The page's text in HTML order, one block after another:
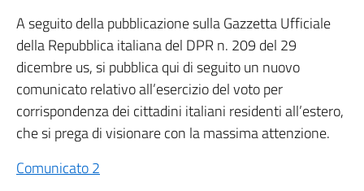
A seguito della pubblicazione sulla Gazzetta Ufficiale
della Repubblica italiana del DPR n. 209 del 29
dicembre us, si pubblica qui di seguito un nuovo
comunicato relativo all’esercizio del voto per
corrispondenza dei cittadini italiani residenti all’estero,
che si prega di visionare con la massima attenzione.
Comunicato 2